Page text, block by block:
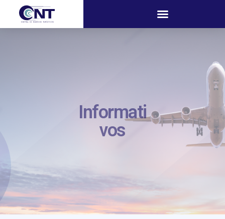
Informati
vos